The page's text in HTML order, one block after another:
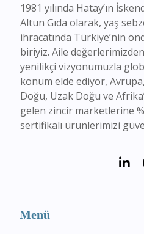
1981 yılında Hatay’ın
Altun Gıda olarak, yaş
ihracatında Türkiye’nin
biriyiz. Aile değerlerimizden
yenilikçi vizyonumuzla
konum elde ediyor,
Doğu, Uzak Doğu ve
gelen zincir marketlerine
sertifikalı ürünlerimizi
Menü